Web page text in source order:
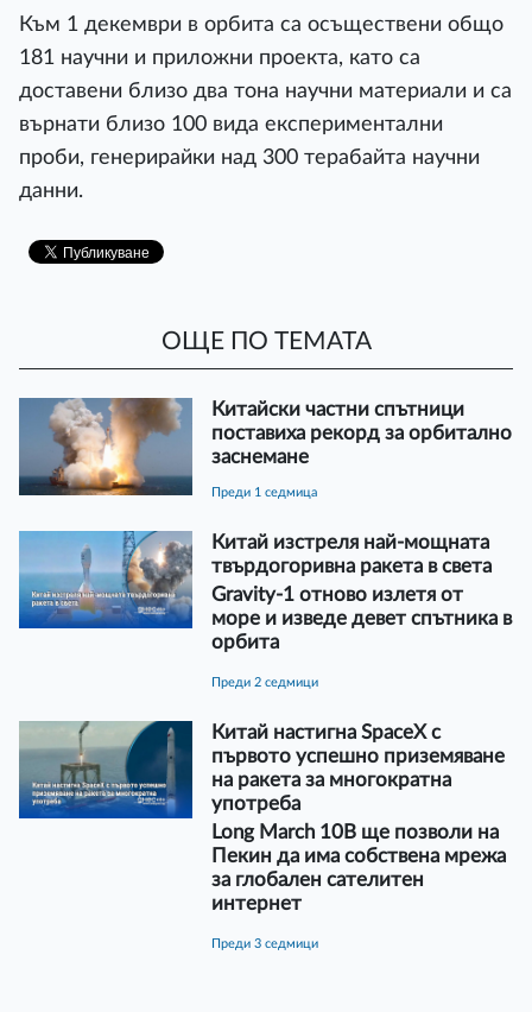
Към 1 декември в орбита са осъществени общо
181 научни и приложни проекта, като са
доставени близо два тона научни материали и са
върнати близо 100 вида експериментални
проби, генерирайки над 300 терабайта научни
данни.
ОЩЕ ПО ТЕМАТА
Китайски частни спътници
поставиха рекорд за орбитално
заснемане
преди 1 седмица
Китай изстреля най-мощната
твърдогоривна ракета в света
Gravity-1 отново излетя от
море и изведе девет спътника в
орбита
преди 2 седмици
Китай настигна SpaceX с
първото успешно приземяване
на ракета за многократна
употреба
Long March 10B ще позволи на
Пекин да има собствена мрежа
за глобален сателитен
интернет
преди 3 седмици